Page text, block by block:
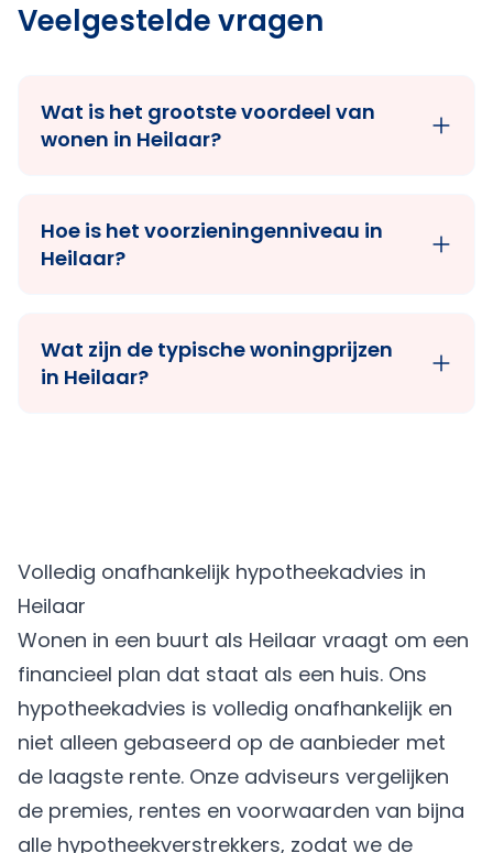
Veelgestelde vragen
Wat is het grootste voordeel van
wonen in Heilaar?
Hoe is het voorzieningenniveau in
Heilaar?
Wat zijn de typische woningprijzen
in Heilaar?
Volledig onafhankelijk hypotheekadvies in
Heilaar
Wonen in een buurt als Heilaar vraagt om een
financieel plan dat staat als een huis. Ons
hypotheekadvies is volledig onafhankelijk en
niet alleen gebaseerd op de aanbieder met
de laagste rente. Onze adviseurs vergelijken
de premies, rentes en voorwaarden van bijna
alle hypotheekverstrekkers, zodat we de